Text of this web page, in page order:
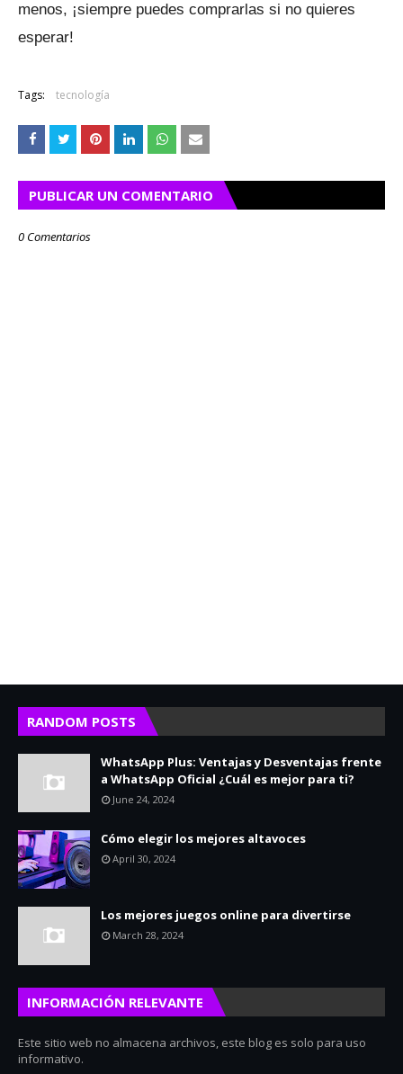
menos, ¡siempre puedes comprarlas si no quieres
esperar!
Tags: tecnología
PUBLICAR UN COMENTARIO
0 Comentarios
RANDOM POSTS
WhatsApp Plus: Ventajas y Desventajas frente
a WhatsApp Oficial ¿Cuál es mejor para ti?
June 24, 2024
Cómo elegir los mejores altavoces
April 30, 2024
Los mejores juegos online para divertirse
March 28, 2024
INFORMACIÓN RELEVANTE
Este sitio web no almacena archivos, este blog es solo para uso
informativo.